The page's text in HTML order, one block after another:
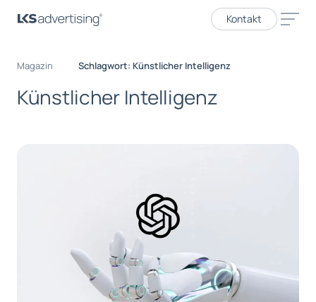
Kontakt
Magazin Schlagwort: Künstlicher Intelligenz
Künstlicher Intelligenz